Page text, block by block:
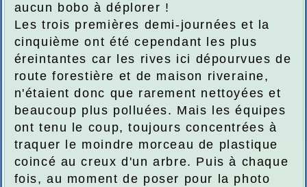
aucun bobo à déplorer !
Les trois premières demi-journées et la
cinquième ont été cependant les plus
éreintantes car les rives ici dépourvues de
route forestière et de maison riveraine,
n'étaient donc que rarement nettoyées et
beaucoup plus polluées. Mais les équipes
ont tenu le coup, toujours concentrées à
traquer le moindre morceau de plastique
coincé au creux d'un arbre. Puis à chaque
fois, au moment de poser pour la photo